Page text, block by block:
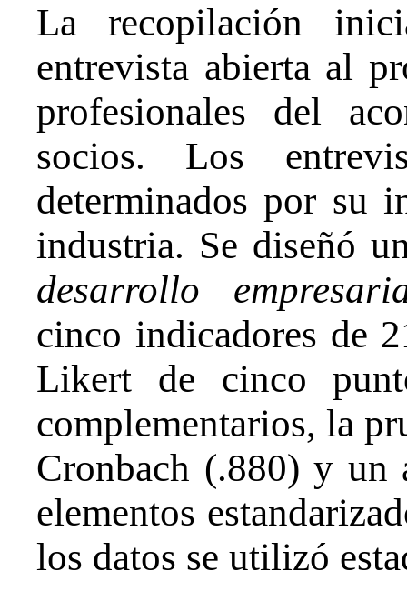
La recopilación
entrevista abierta al
profesionales del
socios. Los
determinados por su
industria. Se diseñó
desarrollo
cinco indicadores de
Likert de cinco
complementarios, la
Cronbach (.880) y un
elementos
los datos se utilizó